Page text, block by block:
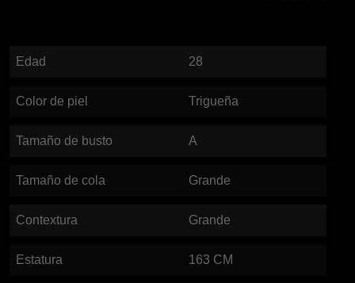
Edad 28
Color de piel Trigueña
Tamaño de busto A
Tamaño de cola Grande
Contextura Grande
Estatura 163 CM